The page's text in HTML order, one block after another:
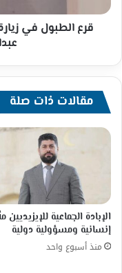
د.
عبداللهقرع الطبول في
مقالات ذات صلة
الإبادة الجماعية للإيزيديين
إنسانية ومسؤولية دولية
منذ أسبوع واحد